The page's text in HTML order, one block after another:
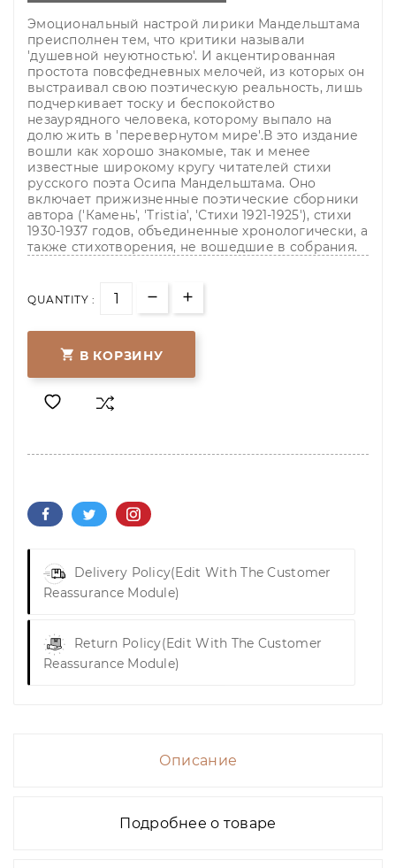
Эмоциональный настрой лирики Мандельштама
преисполнен тем, что критики называли
'душевной неуютностью'. И акцентированная
простота повсфедневных мелочей, из которых он
выстраивал свою поэтическую реальность, лишь
подчеркивает тоску и беспокойство
незаурядного человека, которому выпало на
долю жить в 'перевернутом мире'.В это издание
вошли как хорошо знакомые, так и менее
известные широкому кругу читателей стихи
русского поэта Осипа Мандельштама. Оно
включает прижизненные поэтические сборники
автора ('Камень', 'Tristia', 'Стихи 1921-1925'), стихи
1930-1937 годов, объединенные хронологически, а
также стихотворения, не вошедшие в собрания.
QUANTITY :
 В КОРЗИНУ
Delivery Policy(edit With The Customer
Reassurance Module)
Return Policy(edit With The Customer
Reassurance Module)
Описание
Подробнее о товаре